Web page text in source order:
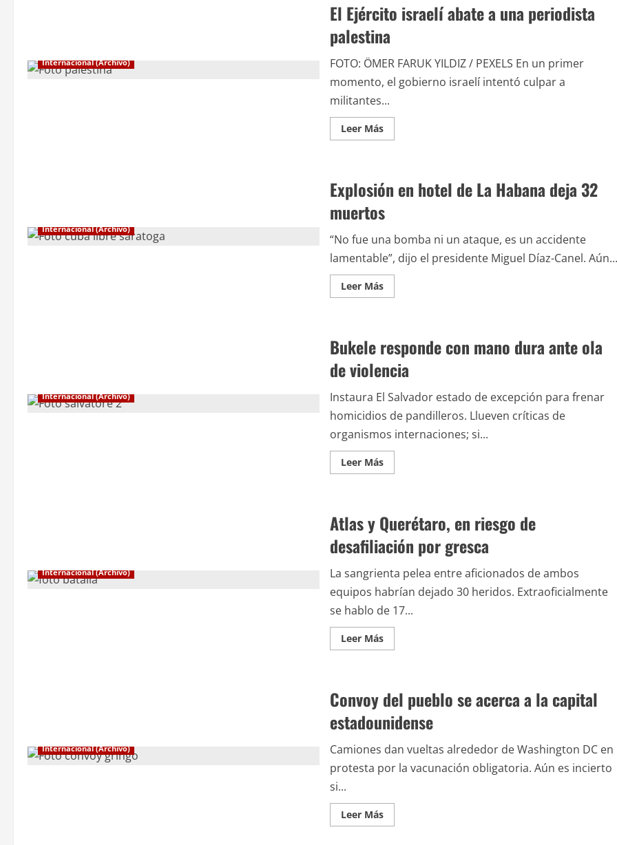
en
defensa
aborto
en
Estados
Unidos
Internacional (Archivo)
El Ejército israelí abate a una periodista
palestina
FOTO: ÖMER FARUK YILDIZ / PEXELS En un primer
momento, el gobierno israelí intentó culpar a
militantes...
Leer MásLeer
más
israelí
abate
una
palestina
Internacional (Archivo)
Explosión en hotel de La Habana deja 32
muertos
“No fue una bomba ni un ataque, es un accidente
lamentable”, dijo el presidente Miguel Díaz-Canel. Aún...
Leer MásLeer
más
hotel
de
Habana
deja
32
muertos
Internacional (Archivo)
Bukele responde con mano dura ante ola
de violencia
Instaura El Salvador estado de excepción para frenar
homicidios de pandilleros. Llueven críticas de
organismos internaciones; si...
Leer MásLeer
más
con
mano
dura
ante
ola
de
violencia
Internacional (Archivo)
Atlas y Querétaro, en riesgo de
desafiliación por gresca
La sangrienta pelea entre aficionados de ambos
equipos habrían dejado 30 heridos. Extraoficialmente
se hablo de 17...
Leer MásLeer
más
Querétaro,
en
riesgo
de
desafiliación
por
gresca
Internacional (Archivo)
Convoy del pueblo se acerca a la capital
estadounidense
Camiones dan vueltas alrededor de Washington DC en
protesta por la vacunación obligatoria. Aún es incierto
si...
Leer MásLeer
más